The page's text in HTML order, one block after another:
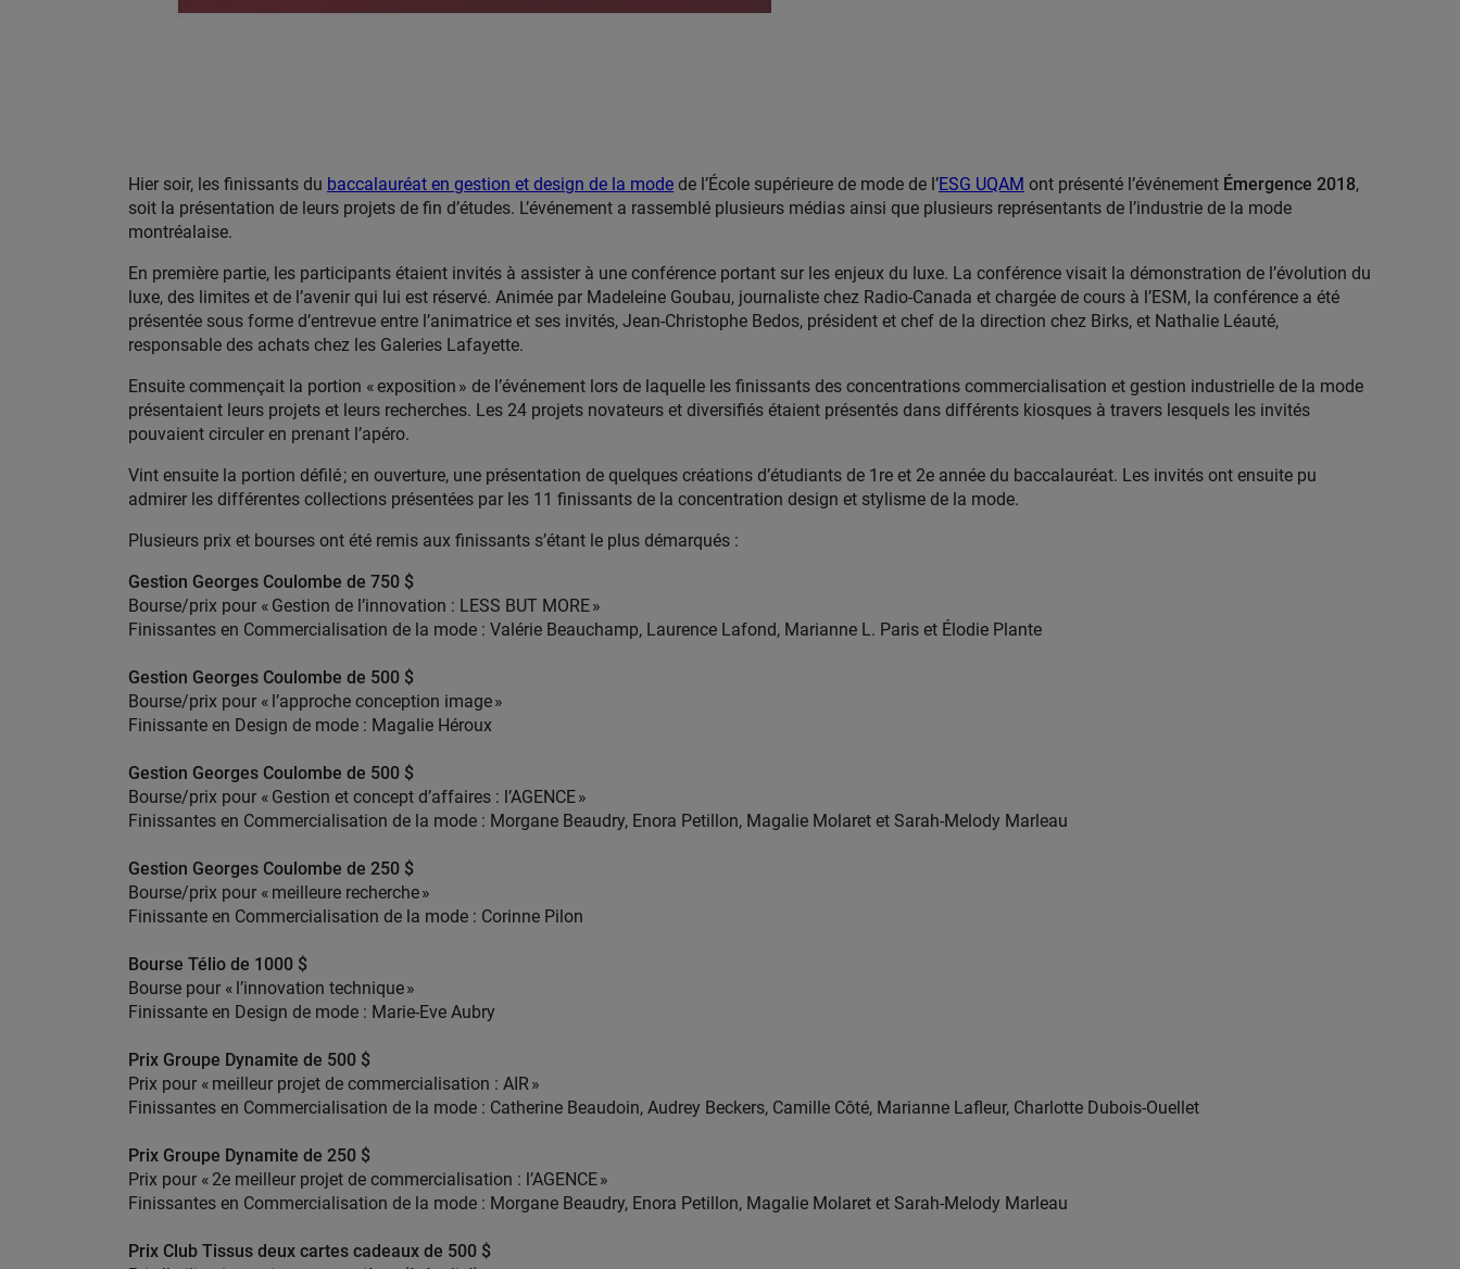
Hier soir, les finissants du baccalauréat en gestion et design de la mode de l’École supérieure de mode de l’ESG UQAM ont présenté l’événement Émergence 2018,
soit la présentation de leurs projets de fin d’études. L’événement a rassemblé plusieurs médias ainsi que plusieurs représentants de l’industrie de la mode
montréalaise.
En première partie, les participants étaient invités à assister à une conférence portant sur les enjeux du luxe. La conférence visait la démonstration de l’évolution du
luxe, des limites et de l’avenir qui lui est réservé. Animée par Madeleine Goubau, journaliste chez Radio-Canada et chargée de cours à l’ESM, la conférence a été
présentée sous forme d’entrevue entre l’animatrice et ses invités, Jean-Christophe Bedos, président et chef de la direction chez Birks, et Nathalie Léauté,
responsable des achats chez les Galeries Lafayette.
Ensuite commençait la portion « exposition » de l’événement lors de laquelle les finissants des concentrations commercialisation et gestion industrielle de la mode
présentaient leurs projets et leurs recherches. Les 24 projets novateurs et diversifiés étaient présentés dans différents kiosques à travers lesquels les invités
pouvaient circuler en prenant l’apéro.
Vint ensuite la portion défilé ; en ouverture, une présentation de quelques créations d’étudiants de 1re et 2e année du baccalauréat. Les invités ont ensuite pu
admirer les différentes collections présentées par les 11 finissants de la concentration design et stylisme de la mode.
Plusieurs prix et bourses ont été remis aux finissants s’étant le plus démarqués :
Gestion Georges Coulombe de 750 $
Bourse/prix pour « Gestion de l’innovation : LESS BUT MORE »
Finissantes en Commercialisation de la mode : Valérie Beauchamp, Laurence Lafond, Marianne L. Paris et Élodie Plante
Gestion Georges Coulombe de 500 $
Bourse/prix pour « l’approche conception image »
Finissante en Design de mode : Magalie Héroux
Gestion Georges Coulombe de 500 $
Bourse/prix pour « Gestion et concept d’affaires : l’AGENCE »
Finissantes en Commercialisation de la mode : Morgane Beaudry, Enora Petillon, Magalie Molaret et Sarah-Melody Marleau
Gestion Georges Coulombe de 250 $
Bourse/prix pour « meilleure recherche »
Finissante en Commercialisation de la mode : Corinne Pilon
Bourse Télio de 1000 $
Bourse pour « l’innovation technique »
Finissante en Design de mode : Marie-Eve Aubry
Prix Groupe Dynamite de 500 $
Prix pour « meilleur projet de commercialisation : AIR »
Finissantes en Commercialisation de la mode : Catherine Beaudoin, Audrey Beckers, Camille Côté, Marianne Lafleur, Charlotte Dubois-Ouellet
Prix Groupe Dynamite de 250 $
Prix pour « 2e meilleur projet de commercialisation : l’AGENCE »
Finissantes en Commercialisation de la mode : Morgane Beaudry, Enora Petillon, Magalie Molaret et Sarah-Melody Marleau
Prix Club Tissus deux cartes cadeaux de 500 $